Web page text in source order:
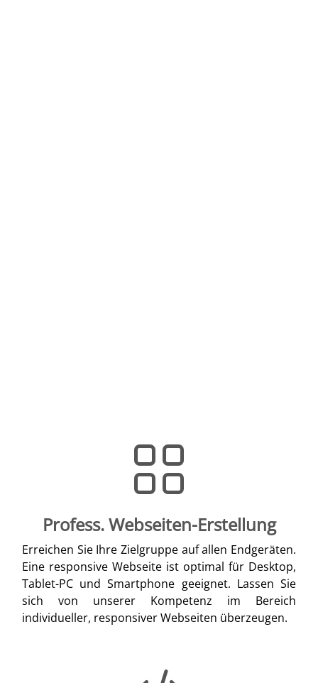
Profess. Webseiten-Erstellung
Erreichen Sie Ihre Zielgruppe auf allen Endgeräten.
Eine responsive Webseite ist optimal für Desktop,
Tablet-PC und Smartphone geeignet. Lassen Sie
sich von unserer Kompetenz im Bereich
individueller, responsiver Webseiten überzeugen.